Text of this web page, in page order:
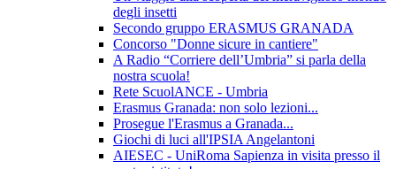
degli insetti
Secondo gruppo ERASMUS GRANADA
Concorso "Donne sicure in cantiere"
A Radio “Corriere dell’Umbria” si parla della
nostra scuola!
Rete ScuolANCE - Umbria
Erasmus Granada: non solo lezioni...
Prosegue l'Erasmus a Granada...
Giochi di luci all'IPSIA Angelantoni
AIESEC - UniRoma Sapienza in visita presso il